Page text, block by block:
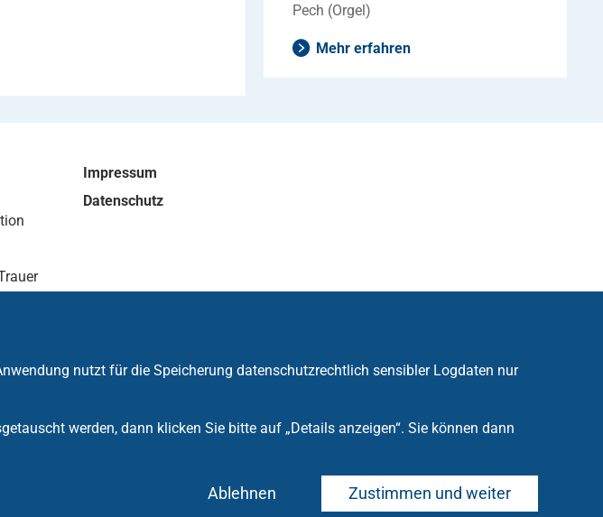
Pech (Orgel)
Mehr erfahren
Impressum
Datenschutz
nutzt für die Speicherung datenschutzrechtlich sensibler Logdaten nur
werden, dann klicken Sie bitte auf „Details anzeigen“. Sie können dann
Zustimmen und weiter
Ablehnen